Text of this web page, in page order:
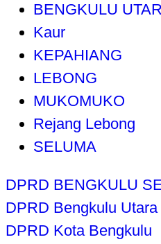
BENGKULU
Kaur
KEPAHIANG
LEBONG
MUKOMUKO
Rejang Lebong
SELUMA
DPRD BENGKULU
DPRD Bengkulu Utara
DPRD Kota Bengkulu